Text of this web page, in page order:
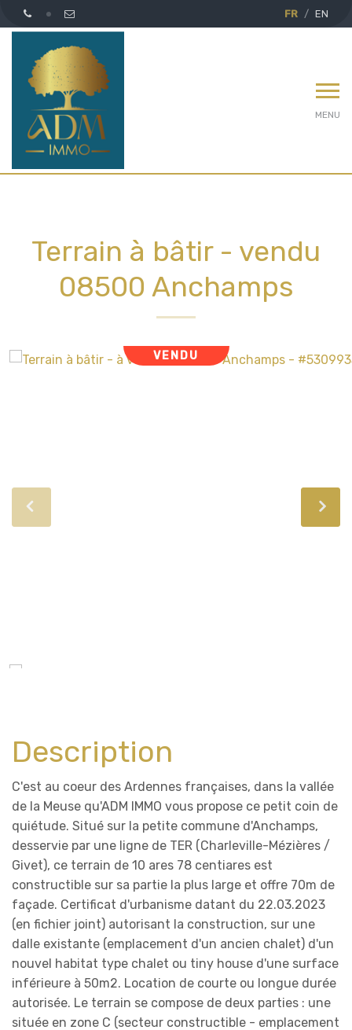
FR EN
MENU
Terrain à bâtir - vendu
08500 Anchamps
VENDU
Description
C'est au coeur des Ardennes françaises, dans la vallée
de la Meuse qu'ADM IMMO vous propose ce petit coin de
quiétude. Situé sur la petite commune d'Anchamps,
desservie par une ligne de TER (Charleville-Mézières /
Givet), ce terrain de 10 ares 78 centiares est
constructible sur sa partie la plus large et offre 70m de
façade. Certificat d'urbanisme datant du 22.03.2023
(en fichier joint) autorisant la construction, sur une
dalle existante (emplacement d'un ancien chalet) d'un
nouvel habitat type chalet ou tiny house d'une surface
inférieure à 50m2. Location de courte ou longue durée
autorisée. Le terrain se compose de deux parties : une
située en zone C (secteur constructible - emplacement